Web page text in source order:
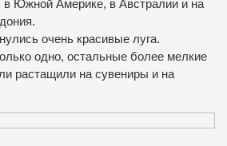
в Южной Америке, в Австралии и на
очень красивые луга.
одно, остальные более мелкие
растащили на сувениры и на